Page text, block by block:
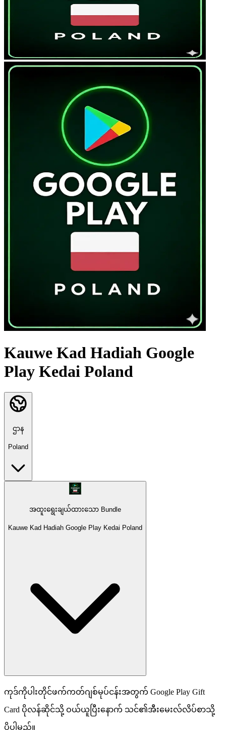
Kauwe Kad Hadiah Google
Play Kedai Poland
ဌာန
Poland
အထူးရွေးချယ်ထားသော Bundle
Kauwe Kad Hadiah Google Play Kedai Poland
ကုဒ်ကိုပါးတိုင်ဖက်ကတ်ဂျစ်မုပ်ငန်းအတွက် Google Play Gift
Card ပိုလန်ဆိုင်သို့ ဝယ်ယူပြီးနောက် သင်၏အီးမေးလ်လိပ်စာသို့
ပို့ပါမည်။